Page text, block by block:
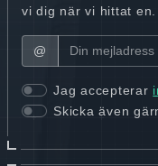
vi dig när vi hittat en.
@
Jag accepterar
Skicka även